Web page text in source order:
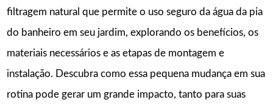
filtragem natural que permite o uso seguro da água da pia
do banheiro em seu jardim, explorando os benefícios, os
materiais necessários e as etapas de montagem e
instalação. Descubra como essa pequena mudança em sua
rotina pode gerar um grande impacto, tanto para suas